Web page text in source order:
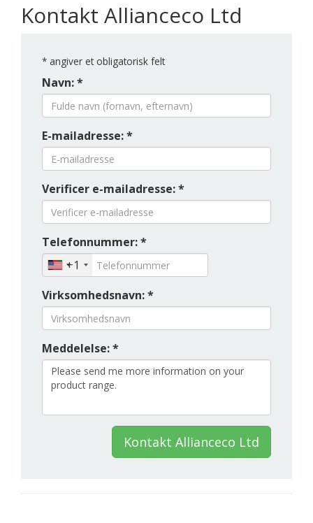
Kontakt Allianceco Ltd
* angiver et obligatorisk felt
Navn: *
E-mailadresse: *
Verificer e-mailadresse: *
Telefonnummer: *
+1
Virksomhedsnavn: *
Meddelelse: *
Kontakt Allianceco Ltd